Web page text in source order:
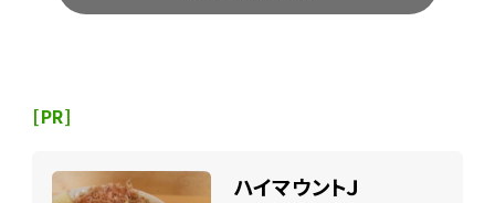
[PR]
ハイマウントＪ